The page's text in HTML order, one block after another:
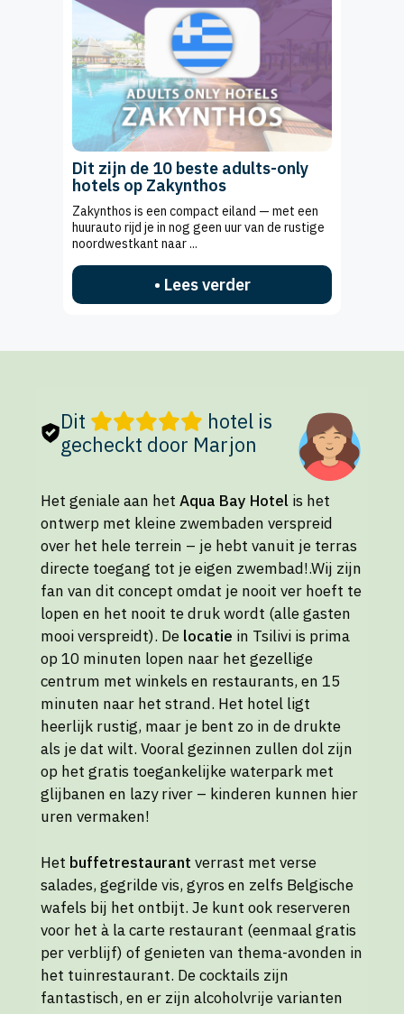
Dit zijn de 10 beste adults-only
hotels op Zakynthos
Zakynthos is een compact eiland — met een
huurauto rijd je in nog geen uur van de rustige
noordwestkant naar ...
• Lees verder
Dit
hotel is
gecheckt door Marjon
Het geniale aan het Aqua Bay Hotel is het
ontwerp met kleine zwembaden verspreid
over het hele terrein – je hebt vanuit je terras
directe toegang tot je eigen zwembad!.Wij zijn
fan van dit concept omdat je nooit ver hoeft te
lopen en het nooit te druk wordt (alle gasten
mooi verspreidt). De locatie in Tsilivi is prima
op 10 minuten lopen naar het gezellige
centrum met winkels en restaurants, en 15
minuten naar het strand. Het hotel ligt
heerlijk rustig, maar je bent zo in de drukte
als je dat wilt. Vooral gezinnen zullen dol zijn
op het gratis toegankelijke waterpark met
glijbanen en lazy river – kinderen kunnen hier
uren vermaken!
Het buffetrestaurant verrast met verse
salades, gegrilde vis, gyros en zelfs Belgische
wafels bij het ontbijt. Je kunt ook reserveren
voor het à la carte restaurant (eenmaal gratis
per verblijf) of genieten van thema-avonden in
het tuinrestaurant. De cocktails zijn
fantastisch, en er zijn alcoholvrije varianten